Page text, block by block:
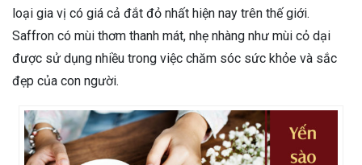
loại gia vị có giá cả đắt đỏ nhất hiện nay trên thế giới.
Saffron có mùi thơm thanh mát, nhẹ nhàng như mùi cỏ dại
được sử dụng nhiều trong việc chăm sóc sức khỏe và sắc
đẹp của con người.